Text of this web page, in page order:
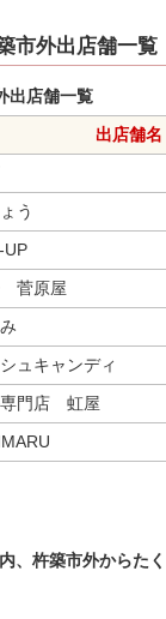
市外出店舗一覧
出店舗一覧
出店舗名
う
UP
房 菅
ュキャンディ
門店 虹屋
、杵築市外からた